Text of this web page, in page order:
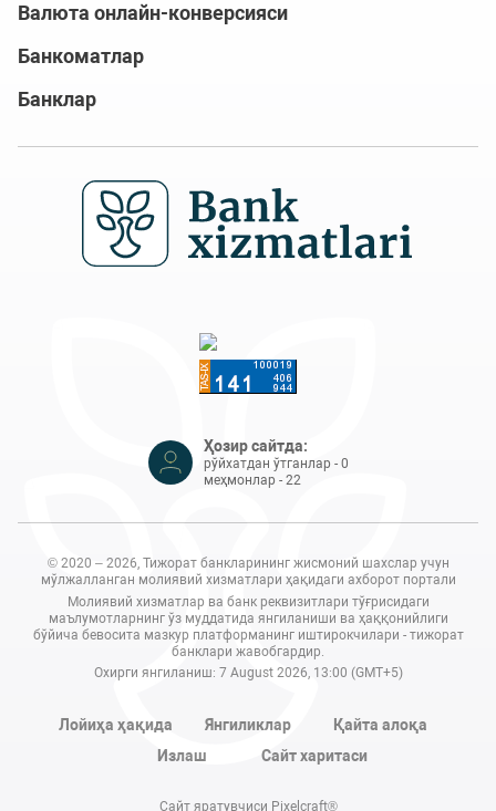
Валюта онлайн-конверсияси
Банкоматлар
Банклар
Ҳозир сайтда:
рўйхатдан ўтганлар - 0
меҳмонлар - 22
© 2020 – 2026, Тижорат банкларининг жисмоний шахслар учун
мўлжалланган молиявий хизматлари ҳақидаги ахборот портали
Молиявий хизматлар ва банк реквизитлари тўғрисидаги
маълумотларнинг ўз муддатида янгиланиши ва ҳаққонийлиги
бўйича бевосита мазкур платформанинг иштирокчилари - тижорат
банклари жавобгардир.
Охирги янгиланиш: 7 August 2026, 13:00 (GMT+5)
Лойиҳа ҳақида Янгиликлар
Қайта алоқа
Излаш
Сайт харитаси
Сайт яратувчиси Pixelcraft®